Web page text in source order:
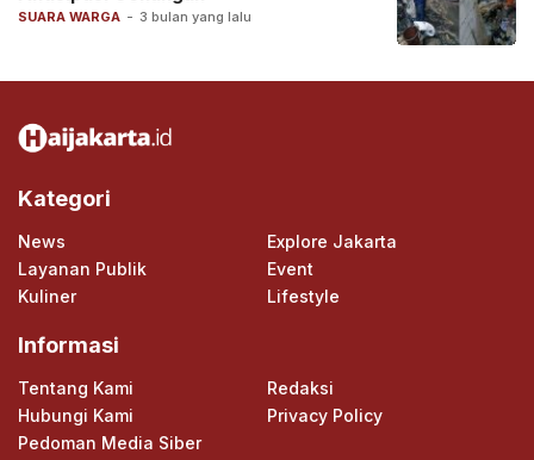
SUARA WARGA - 3 bulan yang lalu
Kategori
News
Explore Jakarta
Layanan Publik
Event
Kuliner
Lifestyle
Informasi
Tentang Kami
Redaksi
Hubungi Kami
Privacy Policy
Pedoman Media Siber